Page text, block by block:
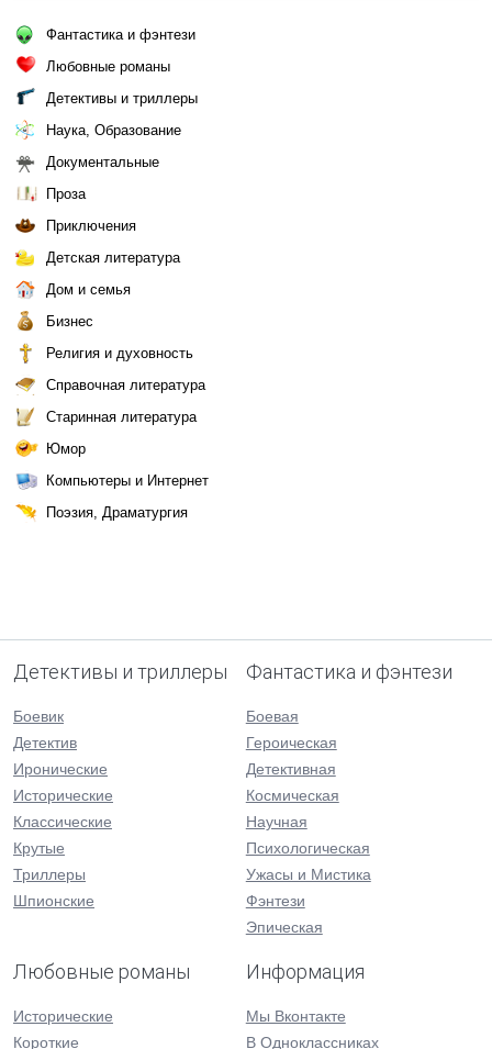
Фантастика и фэнтези
Любовные романы
Детективы и триллеры
Наука, Образование
Документальные
Проза
Приключения
Детская литература
Дом и семья
Бизнес
Религия и духовность
Справочная литература
Старинная литература
Юмор
Компьютеры и Интернет
Поэзия, Драматургия
Детективы и триллеры
Боевик
Детектив
Иронические
Исторические
Классические
Крутые
Триллеры
Шпионские
Фантастика и фэнтези
Боевая
Героическая
Детективная
Космическая
Научная
Психологическая
Ужасы и Мистика
Фэнтези
Эпическая
Любовные романы
Исторические
Короткие
Информация
Мы Вконтакте
В Одноклассниках